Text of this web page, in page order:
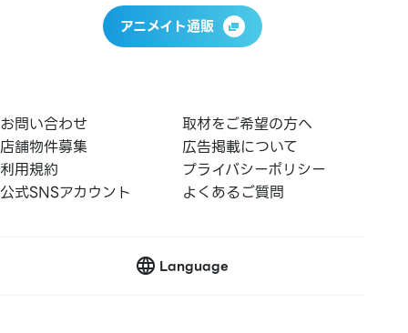
アニメイト通販
お問い合わせ
取材をご希望の方へ
店舗物件募集
広告掲載について
利用規約
プライバシーポリシー
公式SNSアカウント
よくあるご質問
Language